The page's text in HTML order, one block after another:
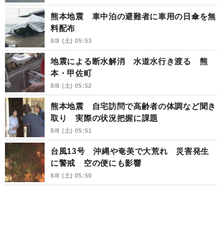
熊本地震 車中泊の避難者に車用の日傘を無
料配布
8/8 (土) 05:53
地震による断水解消 水道水行き渡る 熊
本・甲佐町
8/8 (土) 05:52
熊本地震 自宅訪問で高齢者の体調など聞き
取り 実際の状況把握に課題
8/8 (土) 05:51
台風13号 沖縄や奄美で大荒れ 災害発生
に警戒 空の便にも影響
8/8 (土) 05:50